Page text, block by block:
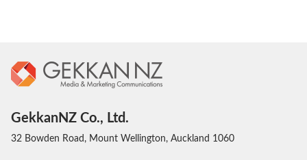
GekkanNZ Co., Ltd.
32 Bowden Road, Mount Wellington, Auckland 1060